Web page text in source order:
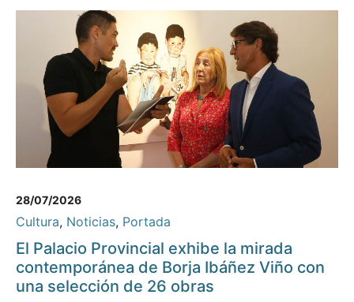
28/07/2026
Cultura, Noticias, Portada
El Palacio Provincial exhibe la mirada
contemporánea de Borja Ibáñez Viño con
una selección de 26 obras